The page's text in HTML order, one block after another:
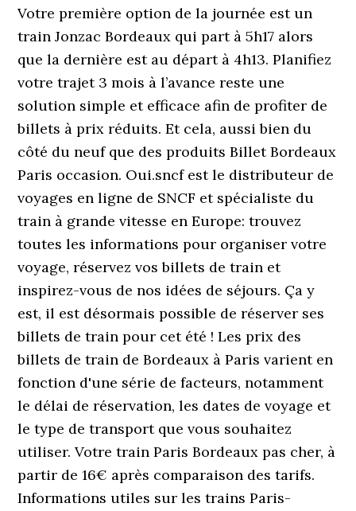
Votre première option de la journée est un
train Jonzac Bordeaux qui part à 5h17 alors
que la dernière est au départ à 4h13. Planifiez
votre trajet 3 mois à l’avance reste une
solution simple et efficace afin de profiter de
billets à prix réduits. Et cela, aussi bien du
côté du neuf que des produits Billet Bordeaux
Paris occasion. Oui.sncf est le distributeur de
voyages en ligne de SNCF et spécialiste du
train à grande vitesse en Europe: trouvez
toutes les informations pour organiser votre
voyage, réservez vos billets de train et
inspirez-vous de nos idées de séjours. Ça y
est, il est désormais possible de réserver ses
billets de train pour cet été ! Les prix des
billets de train de Bordeaux à Paris varient en
fonction d'une série de facteurs, notamment
le délai de réservation, les dates de voyage et
le type de transport que vous souhaitez
utiliser. Votre train Paris Bordeaux pas cher, à
partir de 16€ après comparaison des tarifs.
Informations utiles sur les trains Paris-